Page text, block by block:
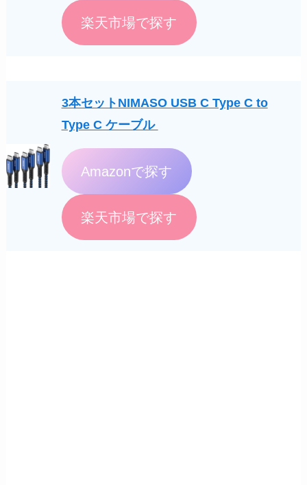
楽天市場で探す
3本セットNIMASO USB C Type C to
Type C ケーブル
Amazonで探す
楽天市場で探す